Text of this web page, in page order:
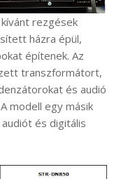
rezgések
házra épül,
építenek. Az
transzformátort,
és audió
modell egy másik
és digitális